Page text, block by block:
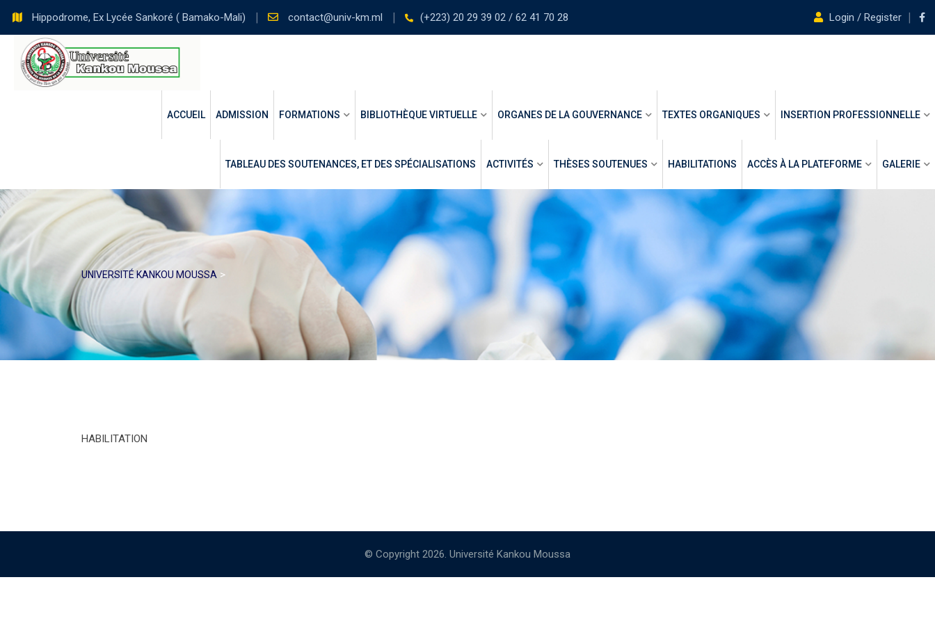
content
Hippodrome, Ex Lycée Sankoré ( Bamako-Mali) contact@univ-km.ml (+223) 20 29 39 02 / 62 41 70 28 Login / Register
ACCUEIL ADMISSION FORMATIONS BIBLIOTHÈQUE VIRTUELLE ORGANES DE LA GOUVERNANCE TEXTES ORGANIQUES INSERTION PROFESSIONNELLE
TABLEAU DES SOUTENANCES, ET DES SPÉCIALISATIONS ACTIVITÉS THÈSES SOUTENUES HABILITATIONS ACCÈS À LA PLATEFORME GALERIE
UNIVERSITÉ KANKOU MOUSSA >
HABILITATION
© Copyright 2026. Université Kankou Moussa